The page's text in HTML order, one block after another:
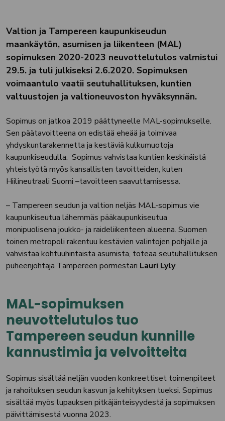
Valtion ja Tampereen kaupunkiseudun
maankäytön, asumisen ja liikenteen (MAL)
sopimuksen 2020-2023 neuvottelutulos valmistui
29.5. ja tuli julkiseksi 2.6.2020. Sopimuksen
voimaantulo vaatii seutuhallituksen, kuntien
valtuustojen ja valtioneuvoston hyväksynnän.
Sopimus on jatkoa 2019 päättyneelle MAL-sopimukselle.
Sen päätavoitteena on edistää eheää ja toimivaa
yhdyskuntarakennetta ja kestäviä kulkumuotoja
kaupunkiseudulla. Sopimus vahvistaa kuntien keskinäistä
yhteistyötä myös kansallisten tavoitteiden, kuten
Hiilineutraali Suomi –tavoitteen saavuttamisessa.
– Tampereen seudun ja valtion neljäs MAL-sopimus vie
kaupunkiseutua lähemmäs pääkaupunkiseutua
monipuolisena joukko- ja raideliikenteen alueena. Suomen
toinen metropoli rakentuu kestävien valintojen pohjalle ja
vahvistaa kohtuuhintaista asumista, toteaa seutuhallituksen
puheenjohtaja Tampereen pormestari Lauri Lyly.
MAL-sopimuksen
neuvottelutulos tuo
Tampereen seudun kunnille
kannustimia ja velvoitteita
Sopimus sisältää neljän vuoden konkreettiset toimenpiteet
ja rahoituksen seudun kasvun ja kehityksen tueksi. Sopimus
sisältää myös lupauksen pitkäjänteisyydestä ja sopimuksen
päivittämisestä vuonna 2023.